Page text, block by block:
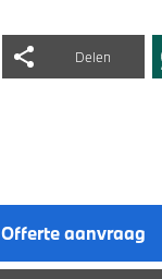
Delen
Offerte aanvraag